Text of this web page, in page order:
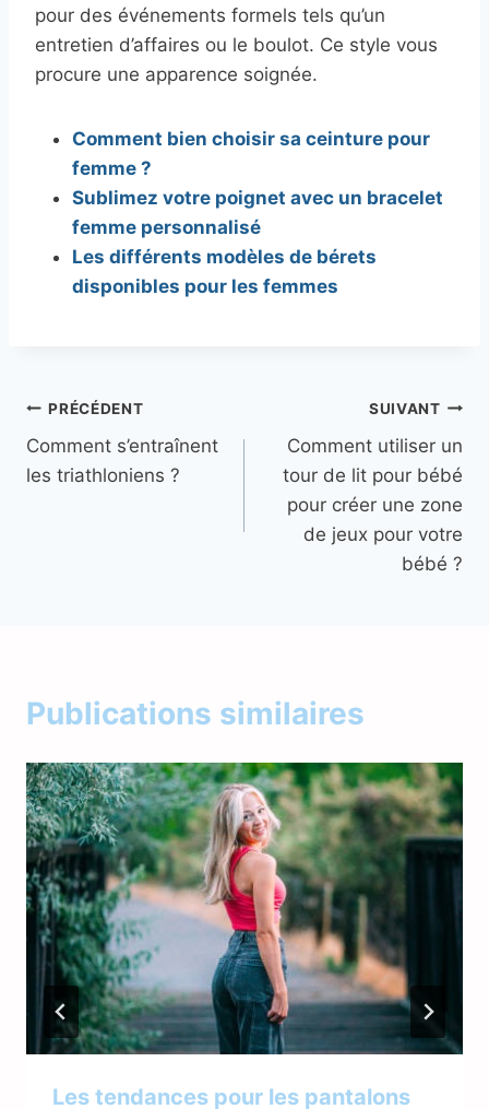
pour des événements formels tels qu’un
entretien d’affaires ou le boulot. Ce style vous
procure une apparence soignée.
Comment bien choisir sa ceinture pour
femme ?
Sublimez votre poignet avec un bracelet
femme personnalisé
Les différents modèles de bérets
disponibles pour les femmes
Navigation
de
PRÉCÉDENT
Comment s’entraînent
les triathloniens ?
SUIVANT
Comment utiliser un
tour de lit pour bébé
pour créer une zone
de jeux pour votre
bébé ?
Publications similaires
Les tendances pour les pantalons